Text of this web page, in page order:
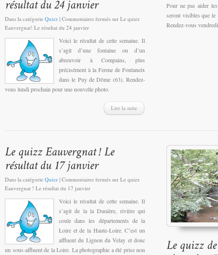
Dans la catégorie Quizz | Commentaires fermés sur Le quizz
Eauvergnat! Le résultat du 24 janvier
Voici le résultat de cette semaine. Il
s’agit d’une fontaine ou d’un
abreuvoir à Compains, plus
précisément à la Ferme de Fontaneix
dans le Puy de Dôme (63). Rendez-
vous lundi prochain pour une nouvelle photo.
Lire la suite
Pour ne pas aider
seront visibles que
Rendez-vous
Dans la catégorie Quizz | Commentaires fermés sur Le quizz
Eauvergnat ! Le résultat du 17 janvier
Voici le résultat de cette semaine. Il
s’agit de la la Dunière, rivière qui
coule dans les départements de la
Loire et de la Haute-Loire. C’est un
affluent du Lignon du Velay et donc
un sous-affluent de la Loire. La photographie a été prise non